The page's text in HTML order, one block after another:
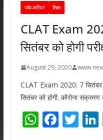
जॉब-करियर शिक्षा
CLAT Exam
सितंबर को होगी
August 29, 2020
CLAT Exam 2020: 7 सितंबर
सितंबर को होगी. कोरोना
W F T